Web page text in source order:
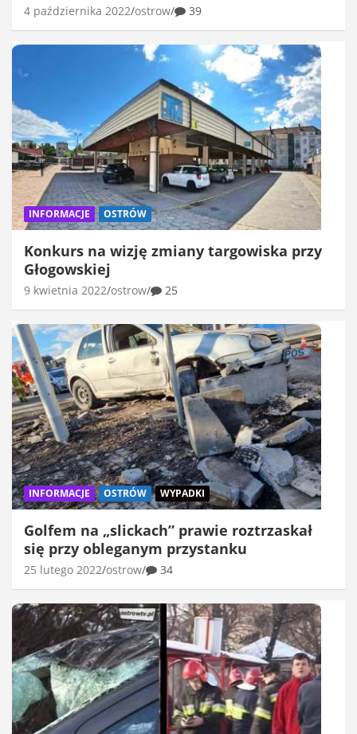
4 października 2022 ostrow 39
INFORMACJE OSTRÓW
Konkurs na wizję zmiany targowiska przy
Głogowskiej
9 kwietnia 2022 ostrow 25
INFORMACJE OSTRÓW WYPADKI
Golfem na „slickach” prawie roztrzaskał
się przy obleganym przystanku
25 lutego 2022 ostrow 34